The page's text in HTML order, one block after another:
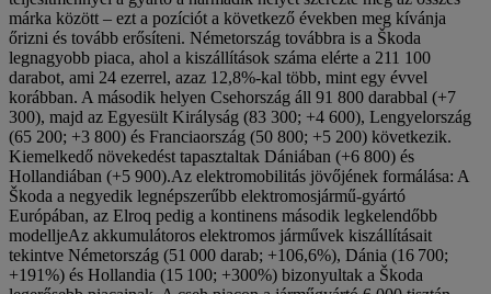
márka között – ezt a pozíciót a következő években meg kívánja
őrizni és tovább erősíteni. Németország továbbra is a Škoda
legnagyobb piaca, ahol a kiszállítások száma elérte a 211 100
darabot, ami 24 ezerrel, azaz 12,8%-kal több, mint egy évvel
korábban. A második helyen Csehország áll 91 800 darabbal (+7
300), majd az Egyesült Királyság (83 300; +4 600), Lengyelország
(65 200; +3 800) és Franciaország (50 800; +5 200) következik.
Kiemelkedő növekedést tapasztaltak Dániában (+6 800) és
Hollandiában (+5 900).Az elektromobilitás jövőjének formálása: A
Škoda a negyedik legnépszerűbb elektromosjármű-gyártó
Európában, az Elroq pedig a kontinens második legkelendőbb
modelljeAz akkumulátoros elektromos járművek kiszállításait
tekintve Németország (51 000 darab; +106,6%), Dánia (16 700;
+191%) és Hollandia (15 100; +300%) bizonyultak a Škoda